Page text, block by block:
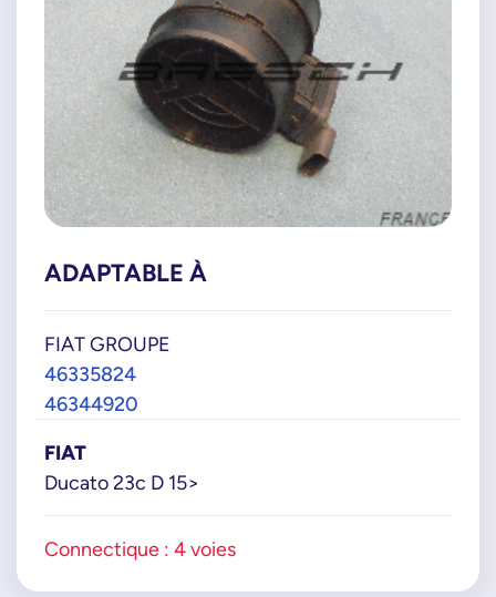
ADAPTABLE À
FIAT GROUPE
46335824
46344920
FIAT
Ducato 23c D 15>
Connectique : 4 voies